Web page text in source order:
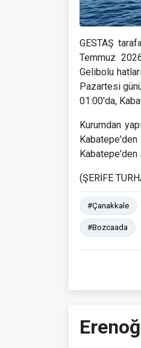
GESTAŞ
Temmuz
Gelibolu
Pazartesi
01:00'da,
Kurumdan
Kabatepe'den
Kabatepe'den
(ŞERİFE
#Çanakkale
#Bozcaada